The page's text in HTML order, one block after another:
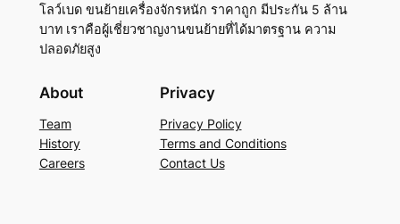
โลว์เบด ขนย้ายเครื่องจักรหนัก ราคาถูก มีประกัน 5 ล้าน
บาท เราคือผู้เชี่ยวชาญงานขนย้ายที่ได้มาตรฐาน ความ
ปลอดภัยสูง
About
Team
History
Careers
Privacy
Privacy Policy
Terms and Conditions
Contact Us